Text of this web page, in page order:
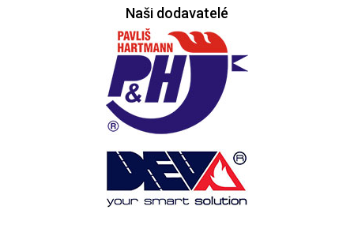
Naši dodavatelé